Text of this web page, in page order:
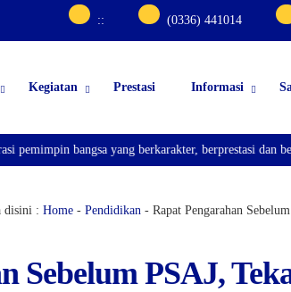
:: (0336) 441014
Kegiatan Prestasi Informasi
pemimpin bangsa yang berkarakter, berprestasi dan
disini : Home- Pendidikan- Rapat Pengarahan
Sebelum PSAJ,